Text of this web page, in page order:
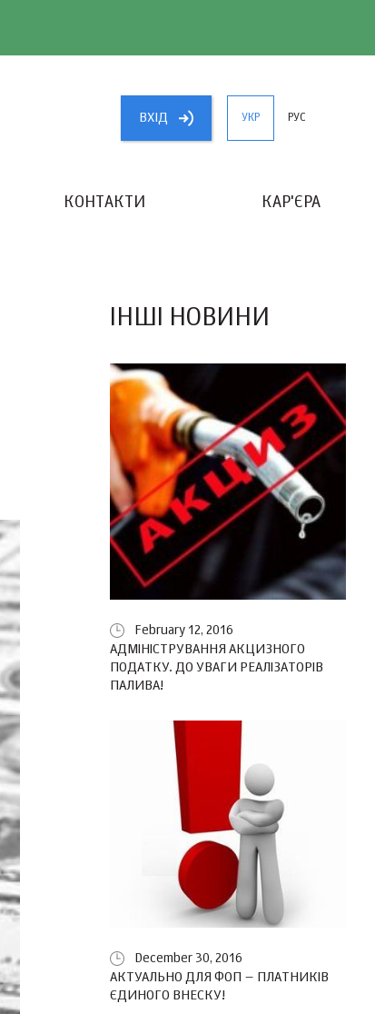
ВХIД УКР РУС
КОНТАКТИ КАР'ЄРА
ІНШІ НОВИНИ
February 12, 2016
АДМІНІСТРУВАННЯ АКЦИЗНОГО
ПОДАТКУ. ДО УВАГИ РЕАЛІЗАТОРІВ
ПАЛИВА!
December 30, 2016
АКТУАЛЬНО ДЛЯ ФОП – ПЛАТНИКІВ
ЄДИНОГО ВНЕСКУ!